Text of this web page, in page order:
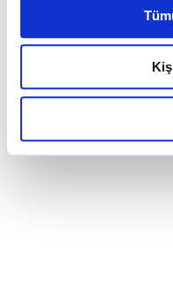
Metnimizi ziyaret
6698 sayılı Kişisel
okumak ve sitemizi
gerçekleştirilen veri
detaylı bilgi almak için